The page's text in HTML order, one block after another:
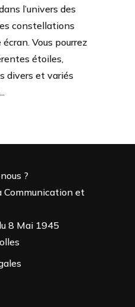
l’univers des
constellations
Vous pourrez
étoiles,
divers et variés
?
et
8 Mai 1945